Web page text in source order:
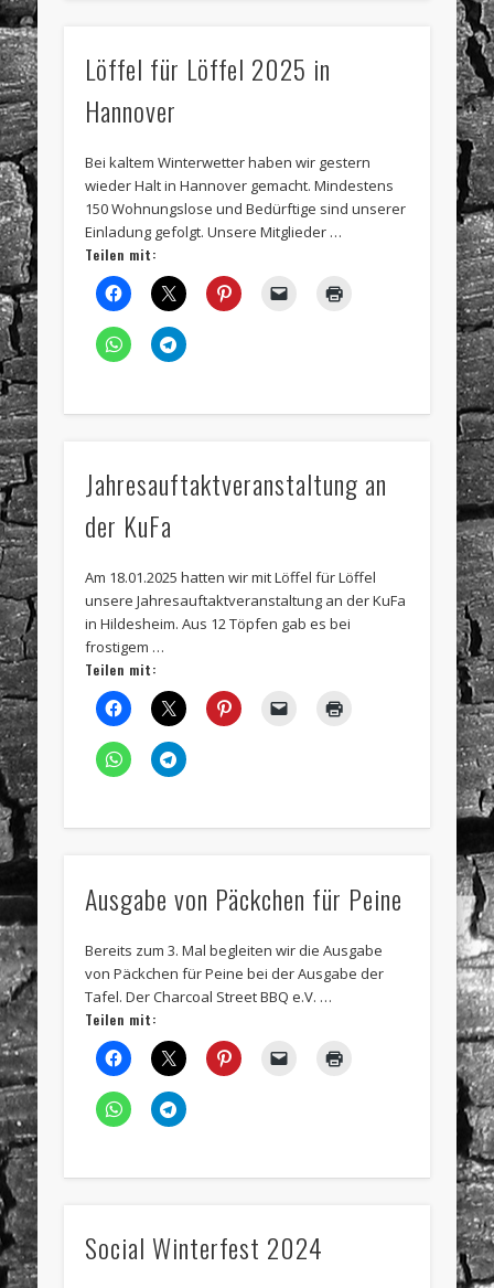
Löffel für Löffel 2025 in
Hannover
Bei kaltem Winterwetter haben wir gestern
wieder Halt in Hannover gemacht. Mindestens
150 Wohnungslose und Bedürftige sind unserer
Einladung gefolgt. Unsere Mitglieder …
Teilen mit:
Jahresauftaktveranstaltung an
der KuFa
Am 18.01.2025 hatten wir mit Löffel für Löffel
unsere Jahresauftaktveranstaltung an der KuFa
in Hildesheim. Aus 12 Töpfen gab es bei
frostigem …
Teilen mit:
Ausgabe von Päckchen für Peine
Bereits zum 3. Mal begleiten wir die Ausgabe
von Päckchen für Peine bei der Ausgabe der
Tafel. Der Charcoal Street BBQ e.V. …
Teilen mit:
Social Winterfest 2024